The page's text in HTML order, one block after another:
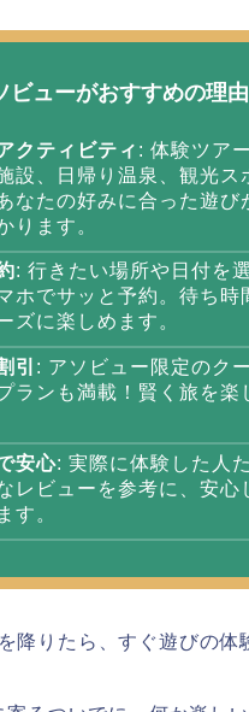
ビューがおすすめの理由
クティビティ : 体験ツア
設、日帰り温泉、観光ス
なたの好みに合った遊び
ります。
: 行きたい場所や日付を
ホでサッと予約。待ち時
ズに楽しめます。
引 : アソビュー限定のク
ランも満載！賢く旅を楽
安心: 実際に体験した人
レビューを参考に、安心
す。
降りたら、すぐ遊びの体